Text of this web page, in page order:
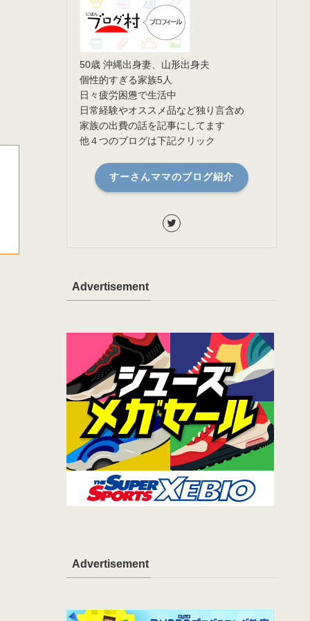
50歳 沖縄出身妻、山形出身夫
個性的すぎる家族5人
日々疲労困憊で生活中
日常経験やオススメ品など独り言含め
家族の出費の話を記事にしてます
他４つのブログは下記クリック
すーさんママのブログ紹介
Advertisement
Advertisement